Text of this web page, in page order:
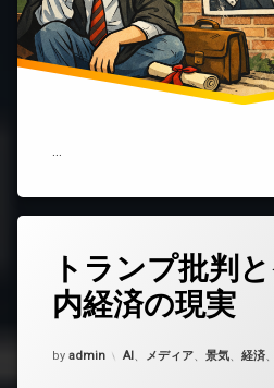
…
政
府
は
『不
イ
ギ
の
トランプ批判
内経済の現実
Updated on 2026年1月21日
by admin カテゴリー:
AI、 メディア、 景気、 経済、
コ
ン
ト
ど